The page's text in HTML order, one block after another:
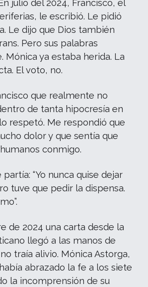
julio del 2024, Francisco, el
le escribió. Le pidió
Le dijo que Dios también
Pero sus palabras
Mónica ya estaba herida. La
El voto, no.
que realmente no
de tanta hipocresía en
respetó. Me respondió que
dolor y que sentía que
conmigo.
“Yo nunca quise dejar
tuve que pedir la dispensa.
de 2024 una carta desde la
llegó a las manos de
traía alivio. Mónica Astorga,
abrazado la fe a los siete
la incomprensión de su